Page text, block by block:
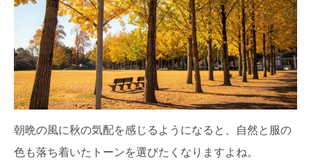
朝晩の風に秋の気配を感じるようになると、自然と服の
色も落ち着いたトーンを選びたくなりますよね。